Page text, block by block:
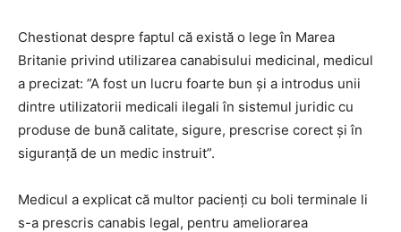
Chestionat despre faptul că există o lege în Marea
Britanie privind utilizarea canabisului medicinal, medicul
a precizat: ”A fost un lucru foarte bun şi a introdus unii
dintre utilizatorii medicali ilegali în sistemul juridic cu
produse de bună calitate, sigure, prescrise corect şi în
siguranţă de un medic instruit”.
Medicul a explicat că multor pacienţi cu boli terminale li
s-a prescris canabis legal, pentru ameliorarea